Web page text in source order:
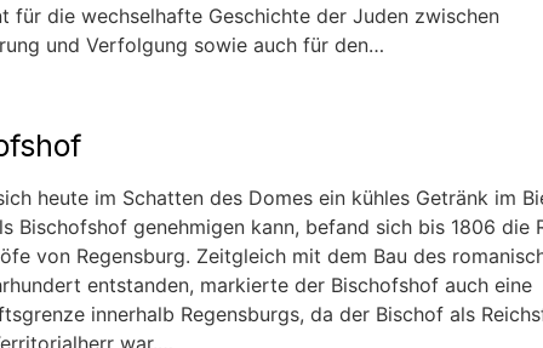
für die wechselhafte Geschichte der Juden zwischen
und Verfolgung sowie auch für den…
heute im Schatten des Domes ein kühles Getränk im
Bischofshof genehmigen kann, befand sich bis 1806 die
von Regensburg. Zeitgleich mit dem Bau des
entstanden, markierte der Bischofshof auch eine
innerhalb Regensburgs, da der Bischof als
war.…